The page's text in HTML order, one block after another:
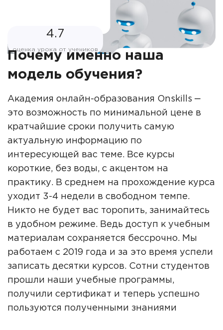
4.7
оценка урока от учеников
Почему именно наша
модель обучения?
Академия онлайн-образования Onskills ‒
это возможность по минимальной цене в
кратчайшие сроки получить самую
актуальную информацию по
интересующей вас теме. Все курсы
короткие, без воды, с акцентом на
практику. В среднем на прохождение курса
уходит 3-4 недели в свободном темпе.
Никто не будет вас торопить, занимайтесь
в удобном режиме. Ведь доступ к учебным
материалам сохраняется бессрочно. Мы
работаем с 2019 года и за это время успели
записать десятки курсов. Сотни студентов
прошли наши учебные программы,
получили сертификат и теперь успешно
пользуются полученными знаниями